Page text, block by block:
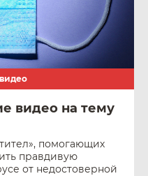
видео на тему
помогающих
правдивую
от недостоверной